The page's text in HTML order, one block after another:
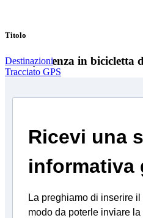
Titolo
Un'esperienza in bicicletta
Destinazioni
Tracciato GPS
Ricevi una
informativa
La preghiamo di inserire
modo da poterle inviare